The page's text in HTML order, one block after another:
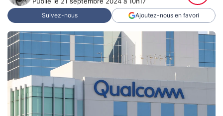
Publié le 21 septembre 2024 à 10h17
Suivez-nous Ajoutez-nous en favori